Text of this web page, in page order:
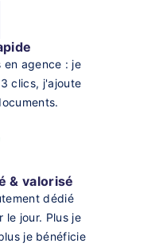
en agence : je
clics, j'ajoute
& valorisé
dédié
le jour. Plus je
je bénéficie